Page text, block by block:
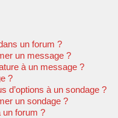
un forum ?
un message ?
à un message ?
?
d’options à un sondage ?
un sondage ?
un forum ?